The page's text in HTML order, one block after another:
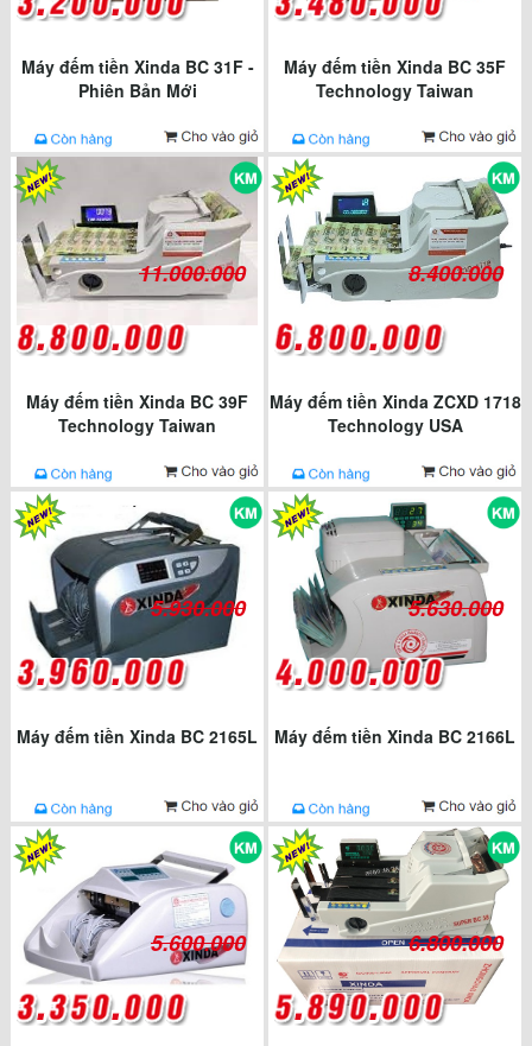
Máy đếm tiền Xinda BC 31F -
Phiên Bản Mới
Máy đếm tiền Xinda BC 35F
Technology Taiwan
11.000.000
Máy đếm tiền Xinda BC 39F
Technology Taiwan
8.400.000
Máy đếm tiền Xinda ZCXD 1718
Technology USA
5.930.000
Máy đếm tiền Xinda BC 2165L
5.630.000
Máy đếm tiền Xinda BC 2166L
5.600.000 6.800.000